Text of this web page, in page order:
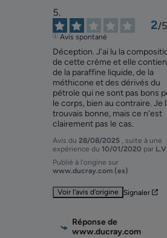
2/5
Avis spontané
Déception. J'ai lu la
de cette crème et elle
de la paraffine liquide, de la
méthicone et des dérivés du
pétrole qui ne sont pas bons
le corps, bien au contraire. Je
trouvais bonne, mais ce n'est
clairement pas le cas.
Avis du 28/08/2025 , suite à une
expérience du 10/01/2020 par
Publié à l'origine sur
www.ducray.com (es)
Voir l’avis d’origine Signaler
Réponse de
www.ducray.com